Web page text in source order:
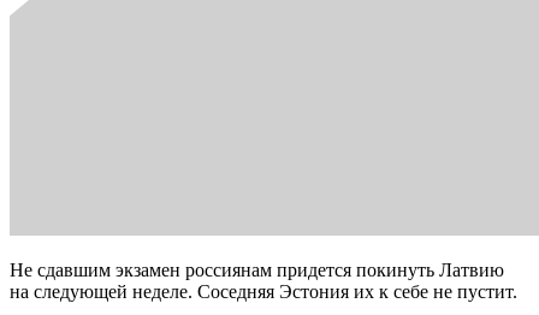
Не сдавшим экзамен россиянам придется покинуть Латвию
на следующей неделе. Соседняя Эстония их к себе не пустит.